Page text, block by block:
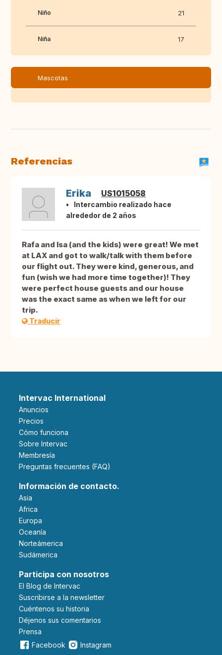
Niño 21
Niña 17
Mascotas
Referencias
Erika US1015058
Intercambio realizado hace
alrededor de 2 años
Rafa and Isa (and the kids) were great! We met
at LAX and got to walk/talk with them before
our flight out. They were kind, generous, and
fun (wish we had more time together)! They
were perfect house guests and our house
was the exact same as when we left for our
trip.
Traducir
Intervac International
Anuncios
Precios
Cómo funciona
Sobre Intervac
Membresía
Preguntas frecuentes (FAQ)
Información de contacto.
Asia
Africa
Europa
Oceanía
Norteámerica
Sudámerica
Participa con nosotros
El Blog de Intervac
Suscribirse a la newsletter
Cuéntenos su historia
Déjenos sus comentarios
Prensa
Facebook
Instagram